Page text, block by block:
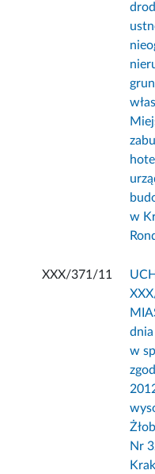
w
XXX/371/11
w
Nr